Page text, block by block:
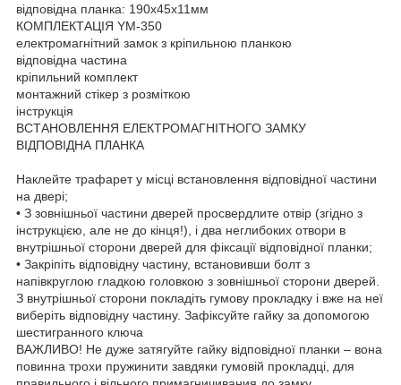
відповідна планка: 190х45х11мм
КОМПЛЕКТАЦІЯ YM-350
електромагнітний замок з кріпильною планкою
відповідна частина
кріпильний комплект
монтажний стікер з розміткою
інструкція
ВСТАНОВЛЕННЯ ЕЛЕКТРОМАГНІТНОГО ЗАМКУ
ВІДПОВІДНА ПЛАНКА
Наклейте трафарет у місці встановлення відповідної частини
на двері;
• З зовнішньої частини дверей просвердлите отвір (згідно з
інструкцією, але не до кінця!), і два неглибоких отвори в
внутрішньої сторони дверей для фіксації відповідної планки;
• Закріпіть відповідну частину, встановивши болт з
напівкруглою гладкою головкою з зовнішньої сторони дверей.
З внутрішньої сторони покладіть гумову прокладку і вже на неї
виберіть відповідну частину. Зафіксуйте гайку за допомогою
шестигранного ключа
ВАЖЛИВО! Не дуже затягуйте гайку відповідної планки – вона
повинна трохи пружинити завдяки гумовій прокладці, для